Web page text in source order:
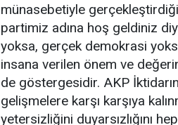
münasebetiyle
partimiz adına hoş geldiniz
yoksa, gerçek demokrasi
insana verilen önem ve
de göstergesidir. AKP
gelişmelere karşı karşıya
yetersizliğini duyarsızlığını